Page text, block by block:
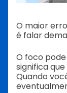
O maior
é falar
O foco
significa
Quando